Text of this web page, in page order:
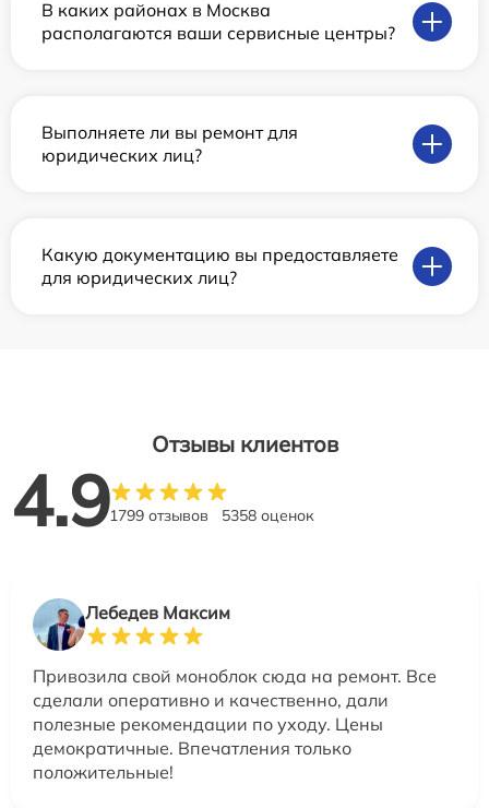
В каких районах в Москва
располагаются ваши сервисные центры?
Выполняете ли вы ремонт для
юридических лиц?
Какую документацию вы предоставляете
для юридических лиц?
Отзывы клиентов
4.91799 отзывов 5358 оценок
Лебедев Максим
Привозила свой моноблок сюда на ремонт. Все
сделали оперативно и качественно, дали
полезные рекомендации по уходу. Цены
демократичные. Впечатления только
положительные!